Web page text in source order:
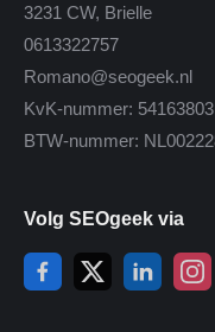
3231 CW, Brielle
0613322757
Romano@seogeek.nl
KvK-nummer: 54163803
BTW-nummer:
Volg SEOgeek via